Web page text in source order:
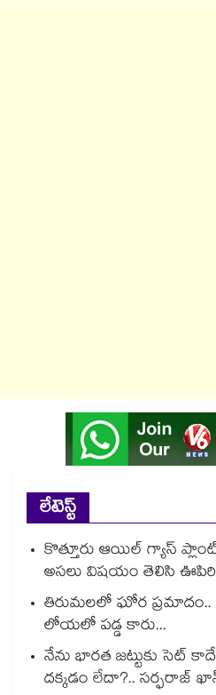
లేటెస్ట్
కొత్తూరు ఆయిల్ గ్యాస్⁪
అసలు విషయం తెలిసి ఊపిరి
తిరుమలలో ఘోర ప్రమాదం..
లోయలో పడ్డ కారు...
నేను భారత జట్టుకు సెట్
దక్కడం లేదా?.. సర్ఫరాజ్